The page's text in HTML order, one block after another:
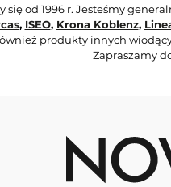
od 1996 r. Jesteśmy
, ISEO, Krona Koblenz,
produkty innych
Zapraszamy